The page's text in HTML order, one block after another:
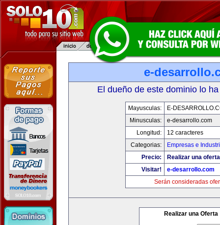
e-
El dueño de este dominio lo
Mayusculas:
E-
Minusculas:
e-desarrollo.com
Longitud:
12 caracteres
Categorias:
Empresas e
Precio:
Realizar una
Visitar!
e-desarrollo.com
Serán consideradas
Realizar una Oferta